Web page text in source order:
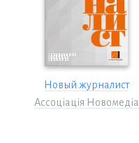
Новый журналист
Ассоціація Новомедіа